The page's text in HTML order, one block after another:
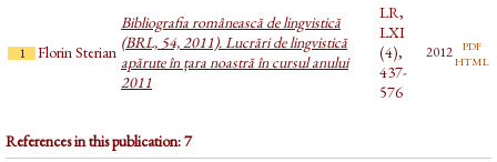
1 Florin Sterian
Bibliografia românească de lingvistică
(BRL, 54, 2011). Lucrări de lingvistică
apărute în țara noastră în cursul anului
2011
LR,
LXI
(4),
437-
576
2012 pdf
html
References in this publication: 7